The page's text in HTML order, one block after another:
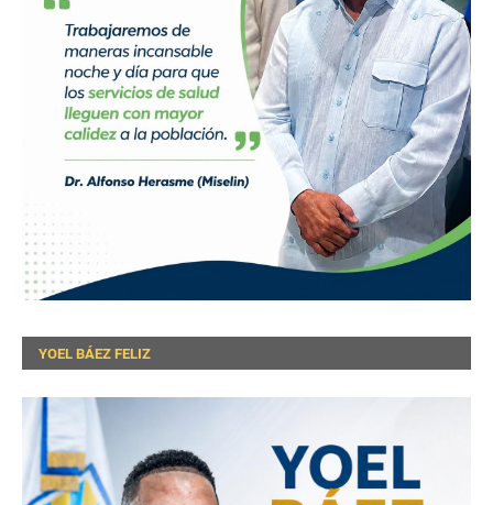
YOEL BÁEZ FELIZ